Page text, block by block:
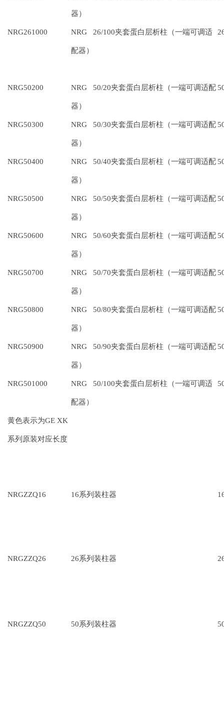
器）
NRG261000 NRG 26/100夹套蛋白层析柱（一端可调适
配器）
NRG50200 NRG 50/20夹套蛋白层析柱（一端可调适配
器）
NRG50300 NRG 50/30夹套蛋白层析柱（一端可调适配
器）
NRG50400 NRG 50/40夹套蛋白层析柱（一端可调适配
器）
NRG50500 NRG 50/50夹套蛋白层析柱（一端可调适配
器）
NRG50600 NRG 50/60夹套蛋白层析柱（一端可调适配
器）
NRG50700 NRG 50/70夹套蛋白层析柱（一端可调适配
器）
NRG50800 NRG 50/80夹套蛋白层析柱（一端可调适配
器）
NRG50900 NRG 50/90夹套蛋白层析柱（一端可调适配
器）
NRG501000 NRG 50/100夹套蛋白层析柱（一端可调适
配器）
黄色表示为GE XK
系列原装对应长度
NRGZZQ16 16系列装柱器
NRGZZQ26 26系列装柱器
NRGZZQ50 50系列装柱器